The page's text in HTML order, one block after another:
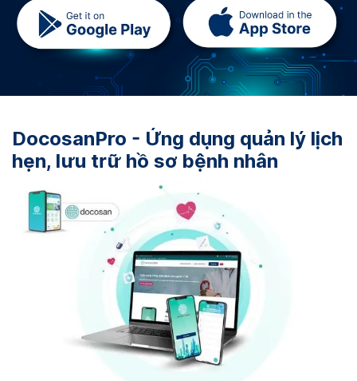
DocosanPro - Ứng dụng quản lý lịch
hẹn, lưu trữ hồ sơ bệnh nhân